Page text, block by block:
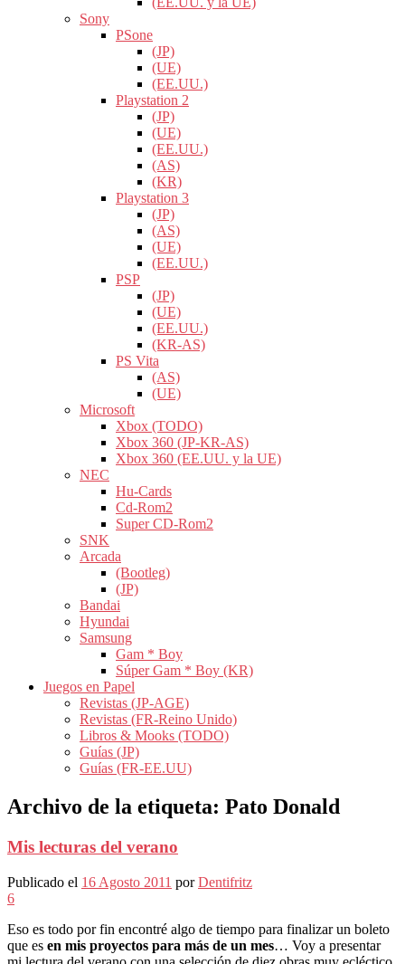
Sony
PSone
(JP)
(UE)
(EE.UU.)
Playstation 2
(JP)
(UE)
(EE.UU.)
(AS)
(KR)
Playstation 3
(JP)
(AS)
(UE)
(EE.UU.)
PSP
(JP)
(UE)
(EE.UU.)
(KR-AS)
PS Vita
(AS)
(UE)
Microsoft
Xbox (TODO)
Xbox 360 (JP-KR-AS)
Xbox 360 (EE.UU. y la UE)
NEC
Hu-Cards
Cd-Rom2
Super CD-Rom2
SNK
Arcada
(Bootleg)
(JP)
Bandai
Hyundai
Samsung
Gam * Boy
Súper Gam * Boy (KR)
Juegos en Papel
Revistas (JP-AGE)
Revistas (FR-Reino Unido)
Libros & Mooks (TODO)
Guías (JP)
Guías (FR-EE.UU)
Archivo de la etiqueta: Pato Donald
Mis lecturas del verano
Publicado el 16 Agosto 2011 porDentifritz
6
Eso es todo por fin encontré algo de tiempo para finalizar un boleto
que es en mis proyectos para más de un mes… Voy a presentar